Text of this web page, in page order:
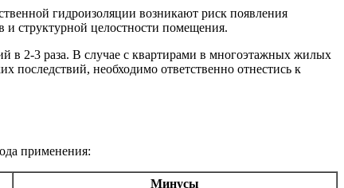
гидроизоляции возникают риск появления
и структурной целостности помещения.
в 2-3 раза. В случае с квартирами в многоэтажных жилых
последствий, необходимо ответственно отнестись к
применения:
Минусы